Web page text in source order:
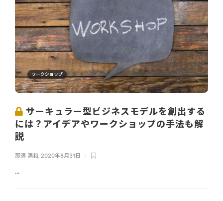
ワークショップ
サーキュラー型ビジネスモデルを創出する
には？アイデアやワークショップの手法も解
説
那須 清和 2020年8月31日
...